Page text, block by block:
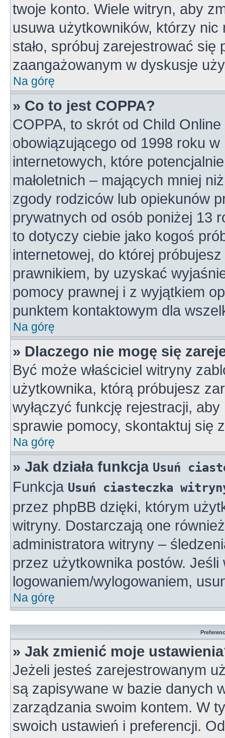
twoje konto. Wiele witryn, aby
usuwa użytkowników, którzy
stało, spróbuj zarejestrować
zaangażowanym w dyskusje
Na górę
» Co to jest COPPA?
COPPA, to skrót od Child
obowiązującego od 1998 roku w
internetowych, które
małoletnich – mających mniej
zgody rodziców lub opiekunów
prywatnych od osób poniżej 13
to dotyczy ciebie jako kogoś
internetowej, do której
prawnikiem, by uzyskać
pomocy prawnej i z wyjątkiem
punktem kontaktowym dla
Na górę
» Dlaczego nie mogę się
Być może właściciel witryny
użytkownika, którą próbujesz
wyłączyć funkcję rejestracji,
sprawie pomocy, skontaktuj się
Na górę
» Jak działa funkcja Usuń
Funkcja Usuń ciasteczka
przez phpBB dzięki, którym
witryny. Dostarczają one
administratora witryny –
przez użytkownika postów.
logowaniem/wylogowaniem,
Na górę
» Jak zmienić moje
Jeżeli jesteś zarejestrowanym
są zapisywane w bazie danych
zarządzania swoim kontem. W
swoich ustawień i preferencji.